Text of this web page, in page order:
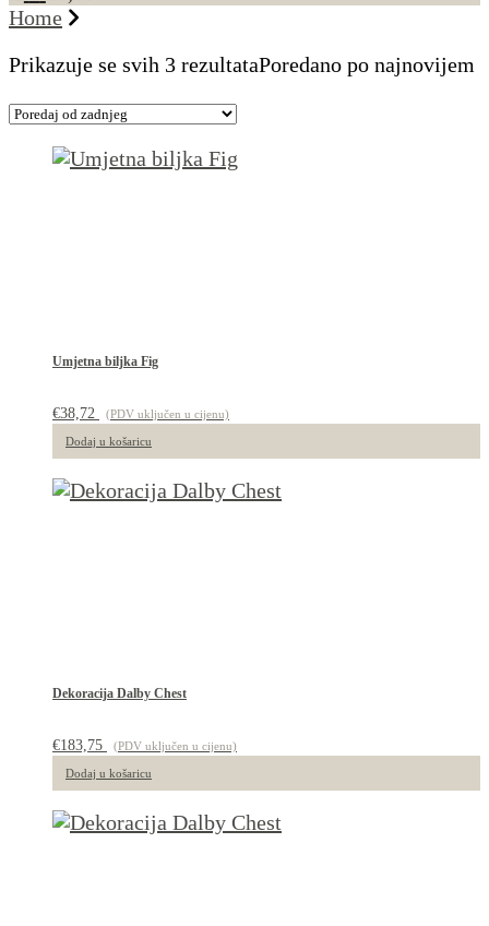
Home
Prikazuje se svih 3 rezultataPoredano po najnovijem
Umjetna biljka Fig
€38,72 (PDV uključen u cijenu)
Dodaj u košaricu
Dekoracija Dalby Chest
€183,75 (PDV uključen u cijenu)
Dodaj u košaricu